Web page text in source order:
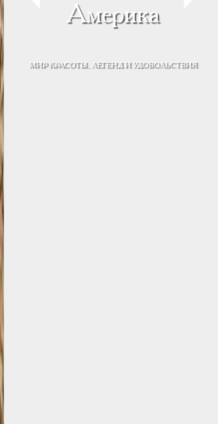
Америка
МИР КРАСОТЫ, ЛЕГЕНД И УДОВОЛЬСТВИЯ